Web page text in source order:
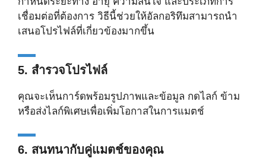
เชื่อมต่อที่ต้องการ วิธีนี้ช่วยให้อัลกอริทึมสามารถนำ
เสนอโปรไฟล์ที่เกี่ยวข้องมากขึ้น
5. สำรวจโปรไฟล์
คุณจะเห็นการ์ดพร้อมรูปภาพและข้อมูล กดไลก์ ข้าม
หรือส่งไลก์พิเศษเพื่อเพิ่มโอกาสในการแมตช์
6. สนทนากับคู่แมตช์ของคุณ